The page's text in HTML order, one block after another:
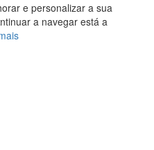
e personalizar a sua
a navegar está a